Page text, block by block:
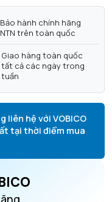
Bảo hành chính hãng
NTN trên toàn quốc
Giao hàng toàn quốc
tất cả các ngày trong
tuần
liên hệ với VOBICO
tại thời điểm mua